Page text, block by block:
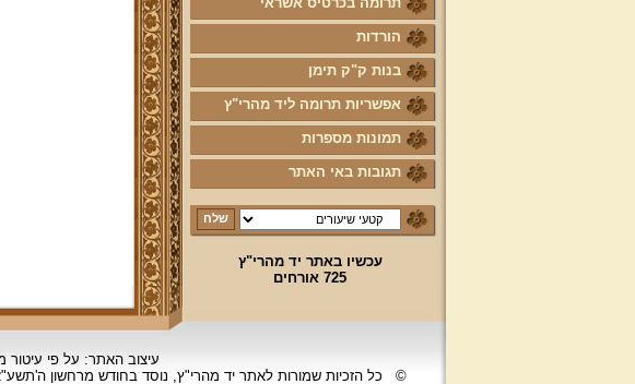
הורדות
בנות ק"ק תימן
אפשריות תרומה ליד מהרי"ץ
תמונות מספרות
תגובות באי האתר
עכשיו באתר יד מהרי"ץ
725 אורחים
עיצוב האתר: על פי עיטור
©
כל הזכיות שמורות לאתר יד מהרי"ץ, נוסד בחודש מרחשוןה'תשע"א 5771 לבריאת העולם, ב'שכ"ב 2322